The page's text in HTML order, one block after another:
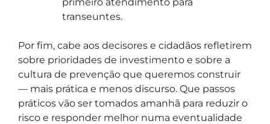
transeuntes.
Por fim, cabe aos decisores e cidadãos refletirem
sobre prioridades de investimento e sobre a
cultura de prevenção que queremos construir
— mais prática e menos discurso. Que passos
práticos vão ser tomados amanhã para reduzir o
risco e responder melhor numa eventualidade